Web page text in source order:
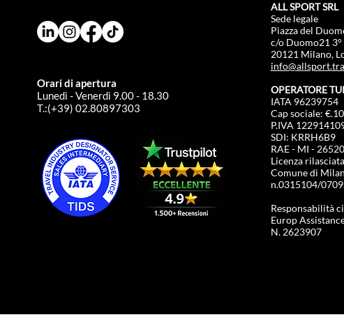
Orari di apertura
Lunedì - Venerdì 9.00 - 18.30
T.:(+39) 02.80897303
ALL SPORT SRL
Sede legale
Piazza del
c/o Duomo21 3°
20121 Milano,
OPERATORE
IATA 96239754
Cap sociale:
P.IVA
SDI: KRRH6B9
RAE - MI -
Licenza
Comune di
n.0315104/
Responsabilità
Europ
N. 2623907